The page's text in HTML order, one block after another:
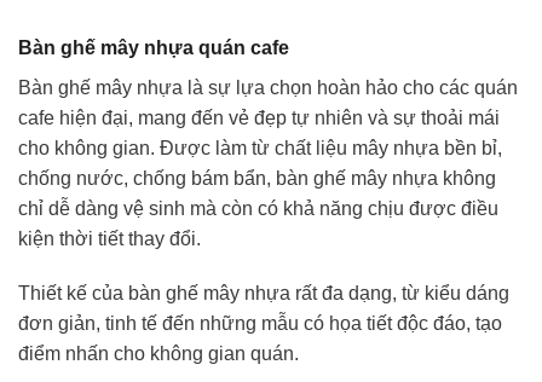
Bàn ghế mây nhựa quán cafe
Bàn ghế mây nhựa là sự lựa chọn hoàn hảo cho các quán
cafe hiện đại, mang đến vẻ đẹp tự nhiên và sự thoải mái
cho không gian. Được làm từ chất liệu mây nhựa bền bỉ,
chống nước, chống bám bẩn, bàn ghế mây nhựa không
chỉ dễ dàng vệ sinh mà còn có khả năng chịu được điều
kiện thời tiết thay đổi.
Thiết kế của bàn ghế mây nhựa rất đa dạng, từ kiểu dáng
đơn giản, tinh tế đến những mẫu có họa tiết độc đáo, tạo
điểm nhấn cho không gian quán.